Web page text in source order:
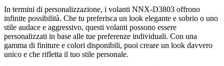
In termini di personalizzazione, i volanti NNX-D3803 offrono
infinite possibilità. Che tu preferisca un look elegante e sobrio o uno
stile audace e aggressivo, questi volanti possono essere
personalizzati in base alle tue preferenze individuali. Con una
gamma di finiture e colori disponibili, puoi creare un look davvero
unico e che rifletta il tuo stile personale.